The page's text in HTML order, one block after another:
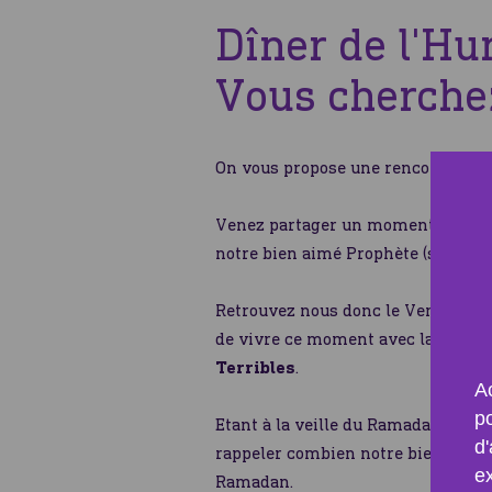
Dîner de
Vous
On vous propose une rencontre
Venez partager un moment
notre bien aimé Prophète (sws).
Retrouvez nous donc le Vendredi
de vivre ce moment avec la
Terribles.
Etant à la veille du Ramadan,
rappeler combien notre bien
Ramadan.